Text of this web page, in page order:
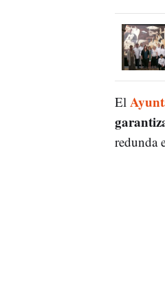
El
redunda